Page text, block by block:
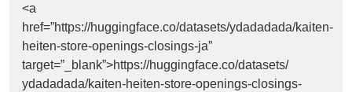
<a
href=”https://huggingface.co/datasets/ydadadada/kaiten-
heiten-store-openings-closings-ja”
target=”_blank”>https://huggingface.co/datasets/
ydadadada/kaiten-heiten-store-openings-closings-